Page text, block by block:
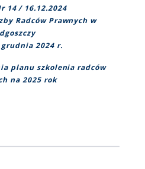
14 / 16.12.2024
Radców Prawnych w
2024 r.
planu szkolenia radców
na 2025 rok